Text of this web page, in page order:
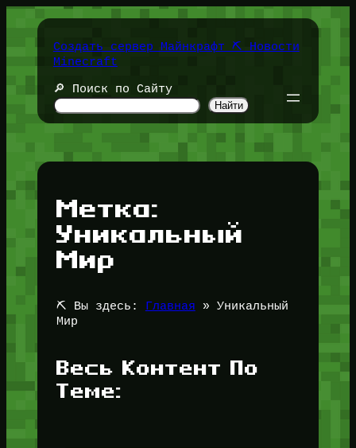
Перейти
содержимомуСоздать сервер Майнкрафт ⛏️ Новости
Minecraft
🔎 Поиск по Сайту
Найти
Метка:
Уникальный
Мир
⛏️ Вы здесь: Главная » Уникальный
Мир
Весь Контент По
Теме: